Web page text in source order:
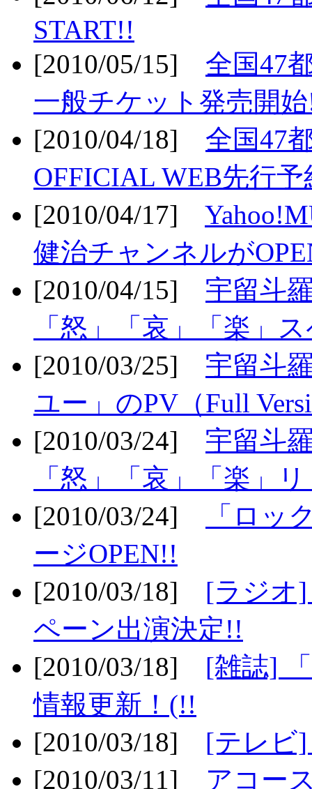
START!!
[2010/05/15] 全国47
一般チケット発売開
[2010/04/18] 全国47
OFFICIAL WEB先行
[2010/04/17]
健治チャンネルが
[2010/04/15] 宇留斗
「怒」「哀」「楽」
[2010/03/25] 宇留斗
ユー」のPV（Full
[2010/03/24] 宇留斗
「怒」「哀」「楽」
[2010/03/24]
「ロッ
ージOPEN!!
[2010/03/18] [ラジオ
ペーン出演決定!!
[2010/03/18] [雑誌]
情報更新！(!!
[2010/03/18] [テレビ
[2010/03/11] アコー